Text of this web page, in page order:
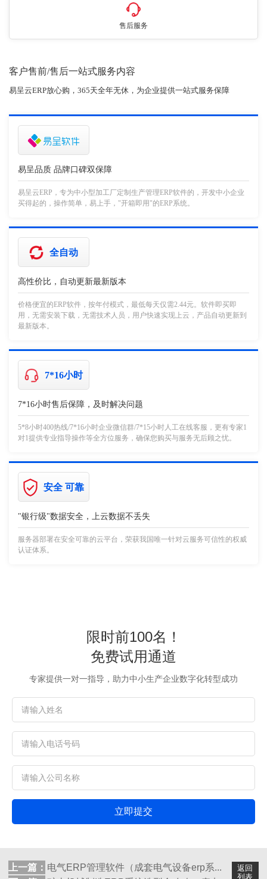
售后服务
客户售前/售后一站式服务内容
易呈云ERP放心购，365天全年无休，为企业提供一站式服务保障
易呈品质 品牌口碑双保障
易呈云ERP，专为中小型加工厂定制生产管理ERP软件的，开发中小企业
买得起的，操作简单，易上手，"开箱即用"的ERP系统。
全自动
高性价比，自动更新最新版本
价格便宜的ERP软件，按年付模式，最低每天仅需2.44元。软件即买即
用，无需安装下载，无需技术人员，用户快速实现上云，产品自动更新到
最新版本。
7*16小时
7*16小时售后保障，及时解决问题
5*8小时400热线/7*16小时企业微信群/7*15小时人工在线客服，更有专家1
对1提供专业指导操作等全方位服务，确保您购买与服务无后顾之忧。
安全 可靠
"银行级"数据安全，上云数据不丢失
服务器部署在安全可靠的云平台，荣获我国唯一针对云服务可信性的权威
认证体系。
限时前100名！
免费试用通道
专家提供一对一指导，助力中小生产企业数字化转型成功
立即提交
返回
列表
上一篇： 电气ERP管理软件（成套电气设备erp系...